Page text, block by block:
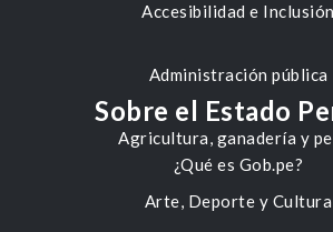
Accesibilidad e Inclusión
Administración pública
Agricultura, ganadería y
Arte, Deporte y Cultura
Sobre el Estado
¿Qué es Gob.pe?